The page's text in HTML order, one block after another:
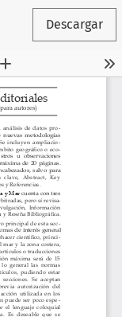
Descargar